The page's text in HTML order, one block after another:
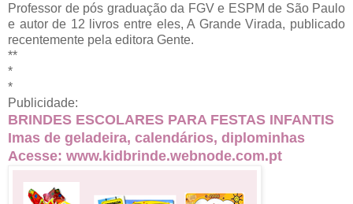
Professor de pós graduação da FGV e ESPM de São Paulo
e autor de 12 livros entre eles, A Grande Virada, publicado
recentemente pela editora Gente.
**
*
*
Publicidade:
BRINDES ESCOLARES PARA FESTAS INFANTIS
Imas de geladeira, calendários, diplominhas
Acesse: www.kidbrinde.webnode.com.pt